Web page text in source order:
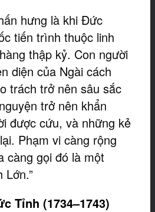
hưng là khi Đức
tiến trình thuộc linh
thập kỷ. Con người
diện của Ngài cách
trách trở nên sâu sắc
trở nên khẩn
được cứu, và những kẻ
Phạm vi càng rộng
càng gọi đó là một
Lớn.”
Tỉnh (1734–1743)